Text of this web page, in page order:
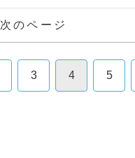
次のページ
3 4 5